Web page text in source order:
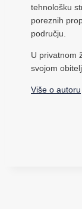
tehnološku
poreznih
području.
U privatnom
svojom
Više o autoru